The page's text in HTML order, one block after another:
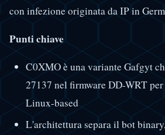
con infezione originata da IP in
Punti chiave
C0XMO è una variante Gafgyt
27137 nel firmware DD-WRT
Linux-based
L'architettura separa il bot